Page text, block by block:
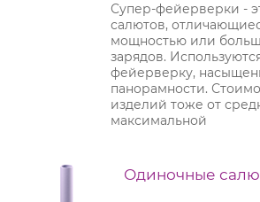
Супер-фейерверки -
салютов,
мощностью или
зарядов.
фейерверку,
панорамности.
изделий тоже от
максимальной
Одиночные